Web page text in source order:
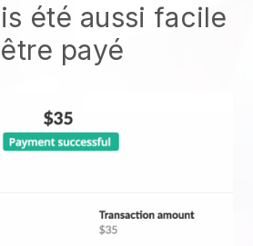
été aussi facile
payé